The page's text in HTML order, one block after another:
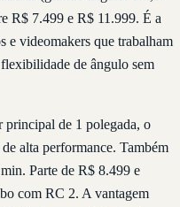
R$ 7.499 e R$ 11.999. É a
e videomakers que trabalham
de ângulo sem
principal de 1 polegada, o
alta performance. Também
Parte de R$ 8.499 e
com RC 2. A vantagem